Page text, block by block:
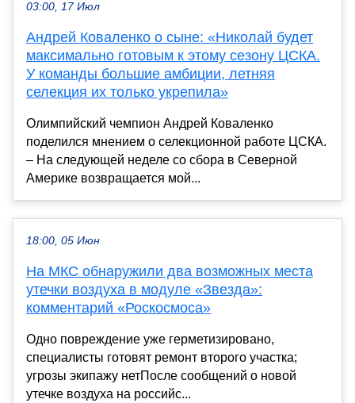
03:00, 17 Июл
Андрей Коваленко о сыне: «Николай будет
максимально готовым к этому сезону ЦСКА.
У команды большие амбиции, летняя
селекция их только укрепила»
Олимпийский чемпион Андрей Коваленко
поделился мнением о селекционной работе ЦСКА.
– На следующей неделе со сбора в Северной
Америке возвращается мой...
18:00, 05 Июн
На МКС обнаружили два возможных места
утечки воздуха в модуле «Звезда»:
комментарий «Роскосмоса»
Одно повреждение уже герметизировано,
специалисты готовят ремонт второго участка;
угрозы экипажу нетПосле сообщений о новой
утечке воздуха на российс...